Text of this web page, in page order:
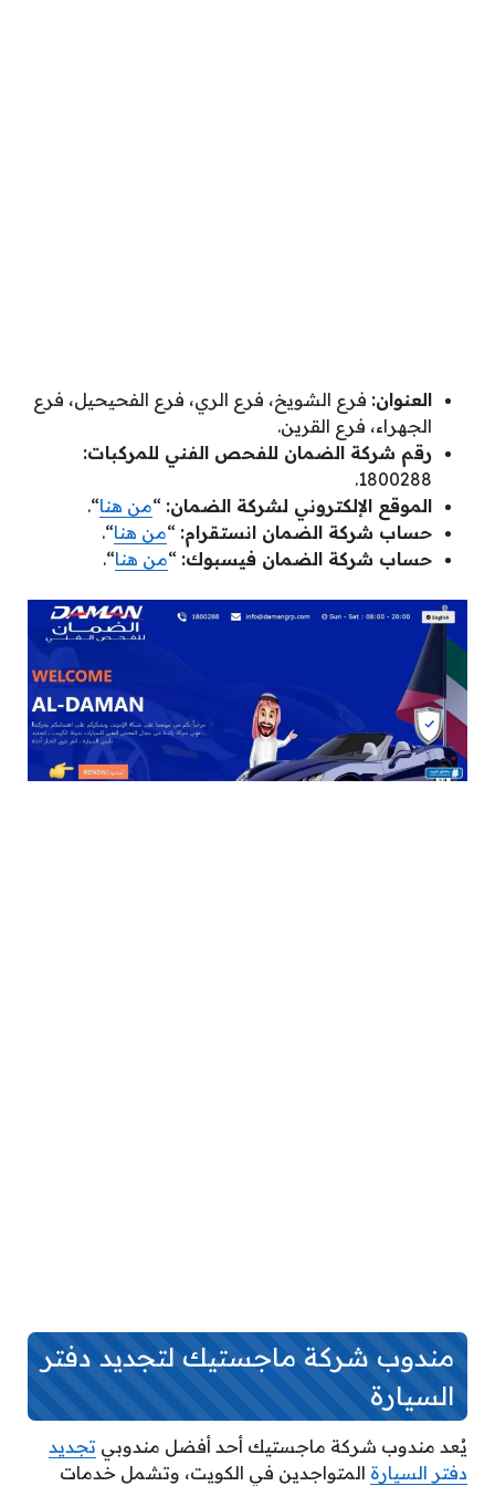
العنوان: فرع الشويخ، فرع الري، فرع الفحيحيل، فرع
الجهراء، فرع القرين.
رقم شركة الضمان للفحص الفني للمركبات:
1800288.
الموقع الإلكتروني لشركة الضمان: “من هنا“.
حساب شركة الضمان انستقرام: “من هنا“.
حساب شركة الضمان فيسبوك: “من هنا“.
مندوب شركة ماجستيك لتجديد دفتر
السيارة
يُعد مندوب شركة ماجستيك أحد أفضل مندوبي تجديد
دفتر السيارة المتواجدين في الكويت، وتشمل خدمات